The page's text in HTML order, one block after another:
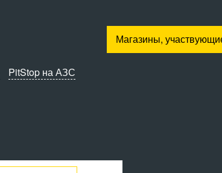
PitStop на АЗС
Магазины,